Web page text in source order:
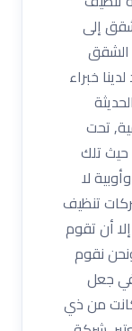
إلى
الشقق
خبراء
تحت
حيث تلك
لا
تنظيف
أن تقوم
نقوم
في جعل
من ذي